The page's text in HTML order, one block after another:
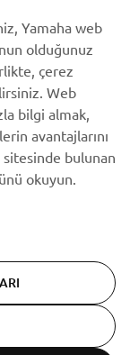
nasıl işlediğimizi
All Rights
Yamaha web
olduğunuz
çerez
Web
bilgi almak,
avantajlarını
bulunan
okuyun.